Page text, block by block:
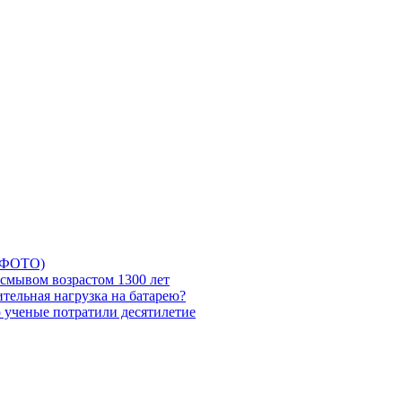
ФОТО)
возрастом 1300 лет
нагрузка на батарею?
потратили десятилетие